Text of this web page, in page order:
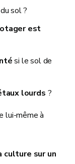
du sol ?
est
si le sol de
lourds ?
lui-même à
culture sur un